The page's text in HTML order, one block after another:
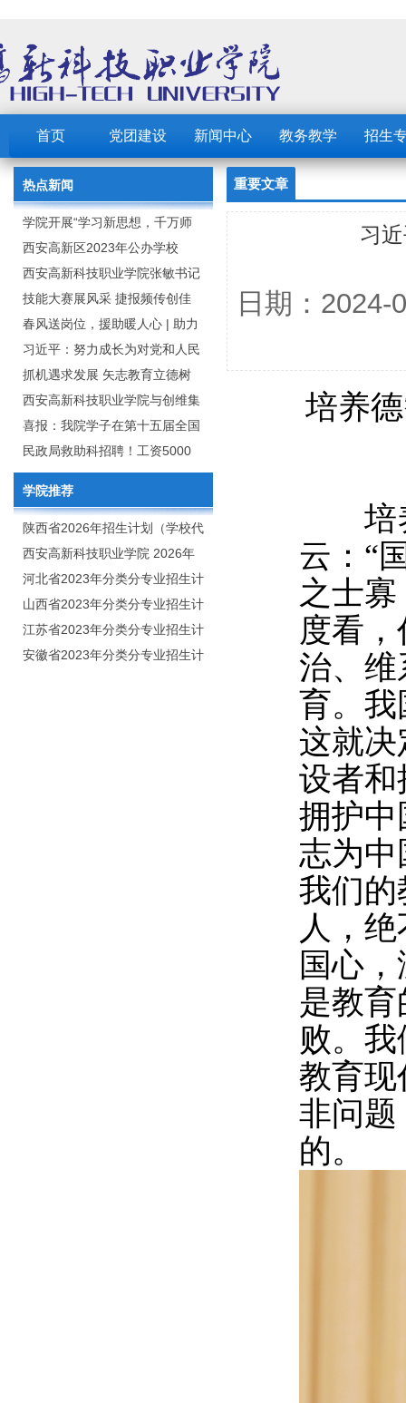
首页 党团建设 新闻中心 教务教学 招生
热点新闻
学院开展“学习新思想，千万师
生同上一堂课”活动
西安高新区2023年公办学校
（园） 公开招聘教职工公告
西安高新科技职业学院张敏书记
为全院师生党员上党课
技能大赛展风采 捷报频传创佳
绩：西安高新科技职业学院师生
在2023年陕西省职业技能大赛中
取佳绩
春风送岗位，援助暖人心 | 助力
毕业生求职就业
习近平：努力成长为对党和人民
忠诚可靠、堪当时代重任的栋梁
之才
抓机遇求发展 矢志教育立德树
人：西安高新科技职业学院召开
2020年年终总结暨表彰网络视频
会
西安高新科技职业学院与创维集
团举行校企合作签约仪式
喜报：我院学子在第十五届全国
大学生广告艺术大赛（大广
赛）、第十一届未来设计师.高校
数字艺术设计大赛（NCDA）国
赛中喜获佳绩
民政局救助科招聘！工资5000
元/月
学院推荐
陕西省2026年招生计划（学校代
码：8103）
西安高新科技职业学院 2026年
招生章程
河北省2023年分类分专业招生计
划（院校代号：1889）
山西省2023年分类分专业招生计
划（院校代号：5560）
江苏省2023年分类分专业招生计
划（院校代号：8931）
安徽省2023年分类分专业招生计
重要文章
习
日期：
培养
培养
云：“
之士
度看
治、
育。我
这就决
设者和
拥护中
志为
我们的
人，
国心
是教
败。
教育现
非问题
的。